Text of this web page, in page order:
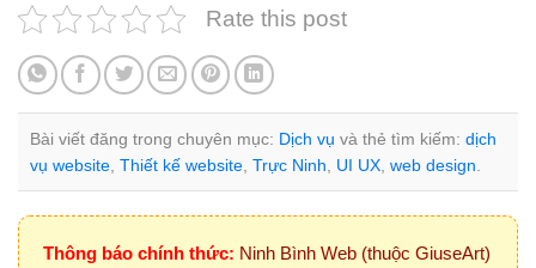
Rate this post
Bài viết đăng trong chuyên mục: Dịch vụ và thẻ tìm kiếm: dịch
vụ website, Thiết kế website, Trực Ninh, UI UX, web design.
Thông báo chính thức: Ninh Bình Web (thuộc GiuseArt)